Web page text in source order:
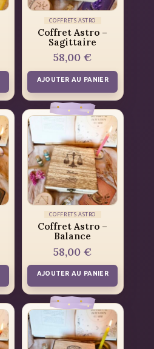
COFFRETS ASTRO
Coffret Astro –
Sagittaire
58,00€
AJOUTER AU PANIER
COFFRETS ASTRO
Coffret Astro –
Balance
58,00€
AJOUTER AU PANIER